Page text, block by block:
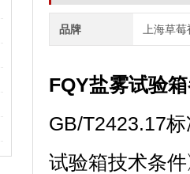
品牌 上海草
FQY盐雾试验箱
GB/T2423.17标
试验箱技术条件